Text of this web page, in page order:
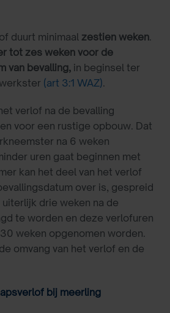
duurt minimaal zestien weken.
tot zes weken voor de
van bevalling, in beginsel ter
(art 3:1 WAZ).
verlof na de bevalling
voor een rustige opbouw. Dat
na 6 weken
uren gaat beginnen met
kan het deel van het verlof
over is, gespreid
drie weken na de
te worden en deze verlofuren
weken opgenomen worden.
omvang van het verlof en de
bij meerling